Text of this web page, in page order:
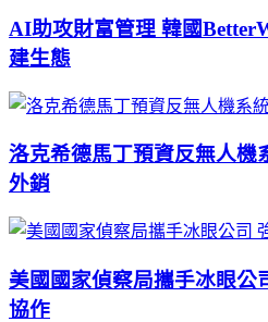
AI助攻財富管理 韓國
建生態
洛克希德馬丁預資反無人機
外銷
美國國家偵察局攜手冰眼公
協作